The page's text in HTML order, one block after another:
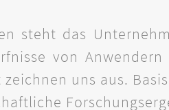
steht das
von
uns aus.